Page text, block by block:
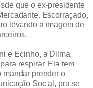
que o ex-presidente
Escorraçado,
levando a imagem de
e Edinho, a Dilma,
respirar. Ela tem
mandar prender o
Social, pra se